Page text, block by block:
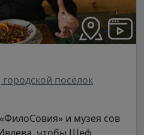
посёлок
и музея сов
чтобы Шеф